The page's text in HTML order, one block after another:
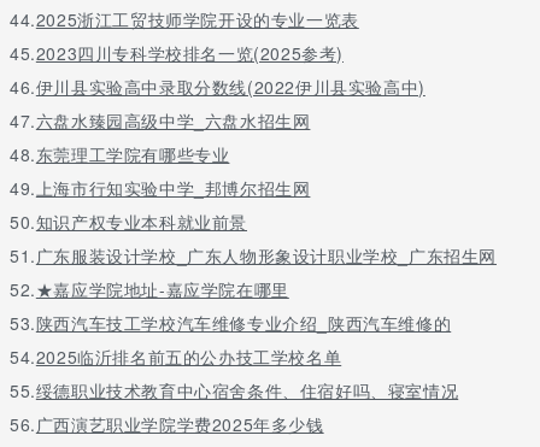
符合安置政策的退役士兵，按照民政部门规定的程序报名并通过审
批的，可以免费学习。
5.各技工院校建立了帮助、奖励、贷款、减少、豁免、勤奋等资助
制度，帮助勤奋有才华的学生不因家庭经济条件有限而辍学。
想知道中专什么时候招生？
招生时间一般为6-8月。
可以去相应的咨询了解一下。根据学习进度学习。
1.了解更多相关信息。看看学校的资格是否正式！设备是否完善！
办学规模如何！学校的社会声誉、教学设施设备投资、教师、学生
就业率等相关方面。对个人的未来发展更有利.
2.你可以学习汽车维修技术。随着我国汽车所有权的不断增加和改
业发展迅速.可学习汽车维修、汽车检测、汽车电路、美容装饰、二
44.2025浙江工贸技师学院开设的专业一览表
45.2023四川专科学校排名一览(2025参考)
46.伊川县实验高中录取分数线(2022伊川县实验高中)
47.六盘水臻园高级中学_六盘水招生网
48.东莞理工学院有哪些专业
49.上海市行知实验中学_邦博尔招生网
50.知识产权专业本科就业前景
51.广东服装设计学校_广东人物形象设计职业学校_广东招生网
52.★嘉应学院地址-嘉应学院在哪里
53.陕西汽车技工学校汽车维修专业介绍_陕西汽车维修的
54.2025临沂排名前五的公办技工学校名单
55.绥德职业技术教育中心宿舍条件、住宿好吗、寝室情况
56.广西演艺职业学院学费2025年多少钱